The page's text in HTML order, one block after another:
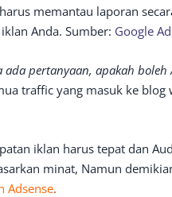
memantau laporan
Anda. Sumber: Google
ada pertanyaan, apakah boleh
traffic yang masuk ke
iklan harus tepat dan
minat, Namun
Adsense.